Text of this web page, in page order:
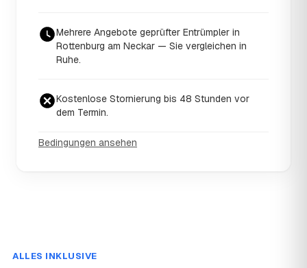
Mehrere Angebote geprüfter Entrümpler in
Rottenburg am Neckar — Sie vergleichen in
Ruhe.
Kostenlose Stornierung bis 48 Stunden vor
dem Termin.
Bedingungen ansehen
ALLES INKLUSIVE